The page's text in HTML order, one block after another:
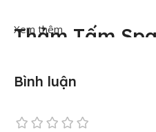
Thảm Tấm
Ưu Chi Phí Cho
Nghiệp
Xem thêm
Bình luận